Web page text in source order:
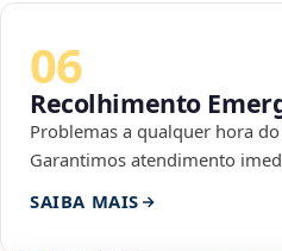
06
Recolhimento
Problemas a qualquer hora
Garantimos atendimento
SAIBA MAIS